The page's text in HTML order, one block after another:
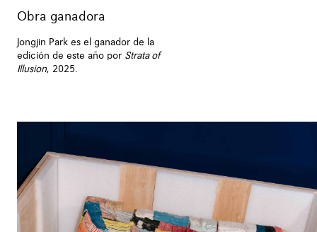
Obra ganadora
Jongjin Park es el ganador de la
edición de este año por Strata of
Illusion, 2025.